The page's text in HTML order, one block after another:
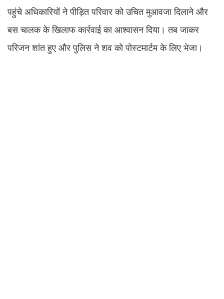
पहुंचे अधिकारियों ने पीड़ित परिवार को उचित मुआवजा दिलाने और
बस चालक के खिलाफ कार्रवाई का आश्वासन दिया। तब जाकर
परिजन शांत हुए और पुलिस ने शव को पोस्टमार्टम के लिए भेजा।